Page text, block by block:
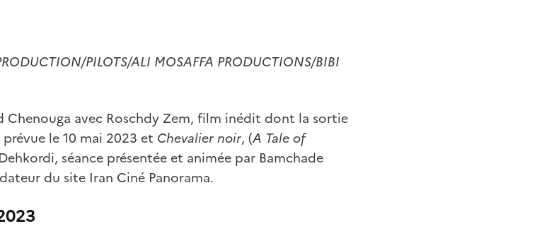
PILOTS/ALI MOSAFFA PRODUCTIONS/BIBI
Chenouga avec Roschdy Zem, film inédit dont la sortie
le 10 mai 2023 et Chevalier noir, (A Tale of
séance présentée et animée par Bamchade
du site Iran Ciné Panorama.